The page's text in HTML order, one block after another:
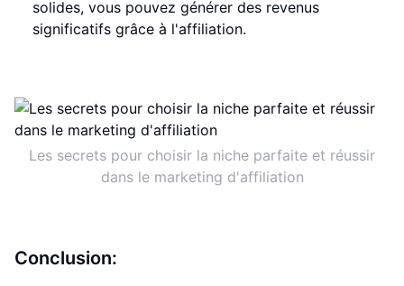
solides, vous pouvez générer des revenus
significatifs grâce à l'affiliation.
Les secrets pour choisir la niche parfaite et réussir
dans le marketing d'affiliation
Conclusion: